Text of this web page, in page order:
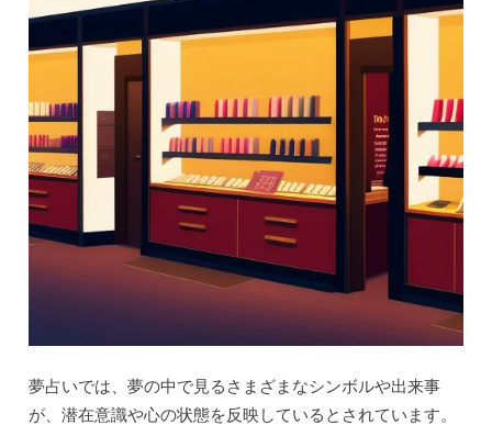
夢占いでは、夢の中で見るさまざまなシンボルや出来事
が、潜在意識や心の状態を反映しているとされています。